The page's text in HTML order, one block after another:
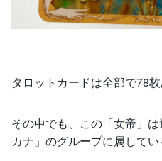
タロットカードは全部で78
その中でも、この「女帝」
カナ」のグループに属してい